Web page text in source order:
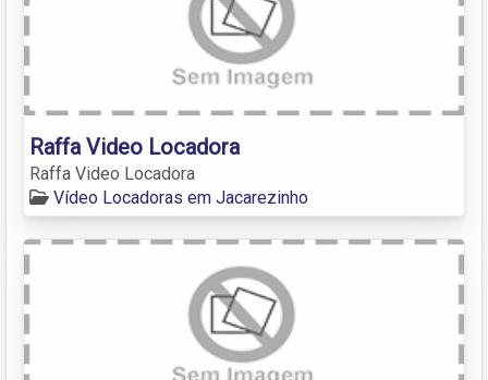
Raffa Video Locadora
Raffa Video Locadora
Vídeo Locadoras em Jacarezinho